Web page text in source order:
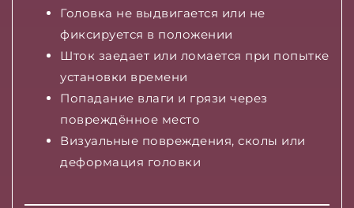
Головка не выдвигается или не
фиксируется в положении
Шток заедает или ломается при попытке
установки времени
Попадание влаги и грязи через
повреждённое место
Визуальные повреждения, сколы или
деформация головки